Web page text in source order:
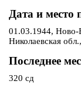
Дата и место
01.03.1944, Ново-
Николаевская
Последнее
320 сд